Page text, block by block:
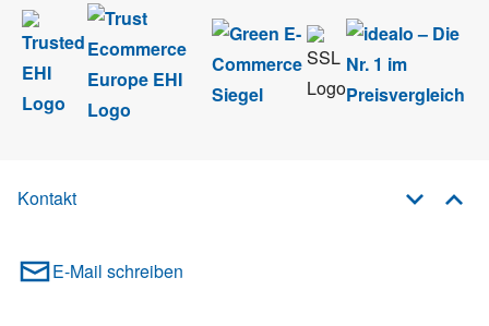
Kontakt
E-Mail schreiben